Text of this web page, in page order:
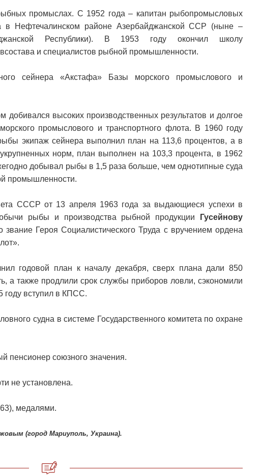
промыслах. С 1952 года – капитан рыбопромысловых
в Нефтечалинском районе Азербайджанской ССР (ныне –
Республики). В 1953 году окончил школу
и специалистов рыбной промышленности.
сейнера «Акстафа» Базы морского промыслового и
добивался высоких производственных результатов и долгое
промыслового и транспортного флота. В 1960 году
экипаж сейнера выполнил план на 113,6 процентов, а в
норм, план выполнен на 103,3 процента, в 1962
добывал рыбы в 1,5 раза больше, чем однотипные суда
промышленности.
СССР от 13 апреля 1963 года за выдающиеся успехи в
рыбы и производства рыбной продукции Гусейнову
звание Героя Социалистического Труда с вручением ордена
годовой план к началу декабря, сверх плана дали 850
а также продлили срок службы приборов ловли, сэкономили
году вступил в КПСС.
судна в системе Государственного комитета по охране
пенсионер союзного значения.
не установлена.
медалями.
(город Мариуполь, Украина).